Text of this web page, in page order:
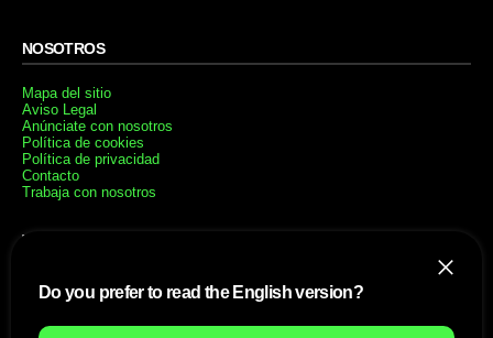
NOSOTROS
Mapa del sitio
Aviso Legal
Anúnciate con nosotros
Política de cookies
Política de privacidad
Contacto
Trabaja con nosotros
WEBS AMIGAS
MusickMag
SÍGUENOS
Do you prefer to read the English version?